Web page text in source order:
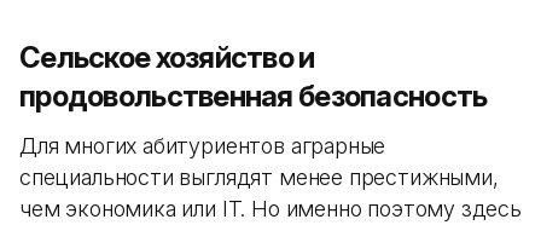
Сельское хозяйство и
продовольственная безопасность
Для многих абитуриентов аграрные
специальности выглядят менее престижными,
чем экономика или IT. Но именно поэтому здесь